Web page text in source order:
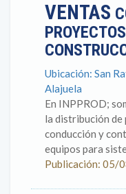
VENTAS
Ubicación: San
Alajuela
En INPPROD;
la distribución de
conducción y
equipos para
Publicación: 05/